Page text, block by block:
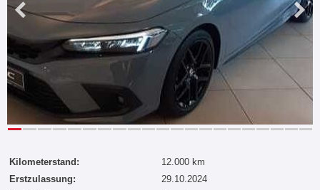
Kilometerstand:
12.000 km
Erstzulassung:
29.10.2024